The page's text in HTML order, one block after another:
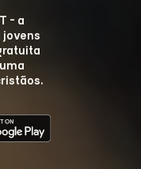
- a
jovens